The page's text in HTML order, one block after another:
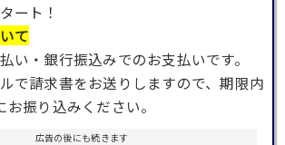
ート！
て
い・銀行振込みでのお支払いです。
で請求書をお送りしますので、期限内
お振り込みください。
広告の後にも続きます